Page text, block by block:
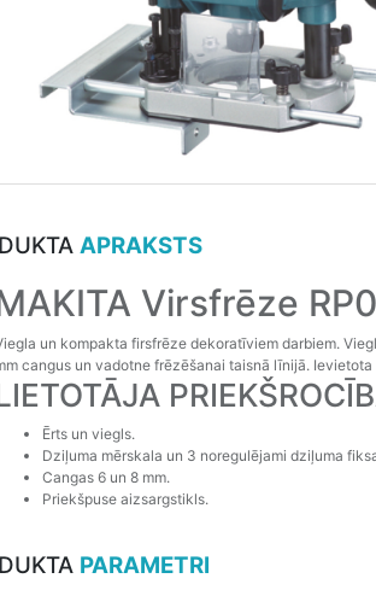
APRAKSTS
Virsfrēze
un kompakta firsfrēze dekoratīviem darbiem.
cangus un vadotne frēzēšanai taisnā līnijā.
Ērts un viegls.
Dziļuma mērskala un 3 noregulējami dziļuma
Cangas 6 un 8 mm.
Priekšpuse aizsargstikls.
PARAMETRI